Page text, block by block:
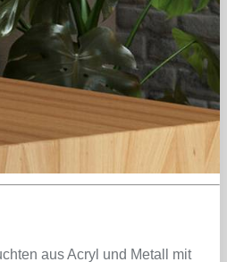
aus Acryl und Metall mit